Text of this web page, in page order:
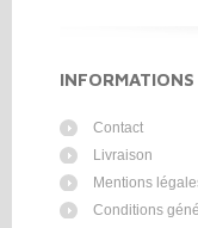
INFORMATIONS
Contact
Livraison
Mentions
Conditions